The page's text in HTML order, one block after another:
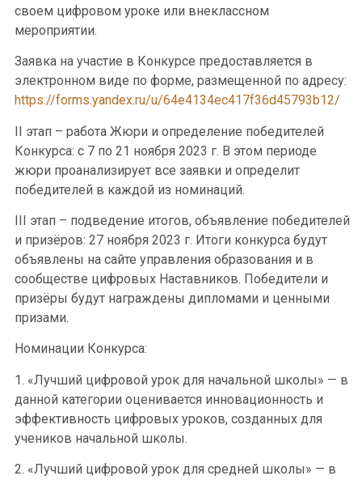
своем цифровом уроке или внеклассном
мероприятии.
Заявка на участие в Конкурсе предоставляется в
электронном виде по форме, размещенной по адресу:
https://forms.yandex.ru/u/64e4134ec417f36d45793b12/
II этап – работа Жюри и определение победителей
Конкурса: с 7 по 21 ноября 2023 г. В этом периоде
жюри проанализирует все заявки и определит
победителей в каждой из номинаций.
III этап – подведение итогов, объявление победителей
и призёров: 27 ноября 2023 г. Итоги конкурса будут
объявлены на сайте управления образования и в
сообществе цифровых Наставников. Победители и
призёры будут награждены дипломами и ценными
призами.
Номинации Конкурса:
1. «Лучший цифровой урок для начальной школы» — в
данной категории оценивается инновационность и
эффективность цифровых уроков, созданных для
учеников начальной школы.
2. «Лучший цифровой урок для средней школы» — в